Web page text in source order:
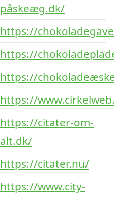
påskeæg.dk/
https://
https://
https://
https://
https://citater-om-
alt.dk/
https://citater.nu/
https://www.city-